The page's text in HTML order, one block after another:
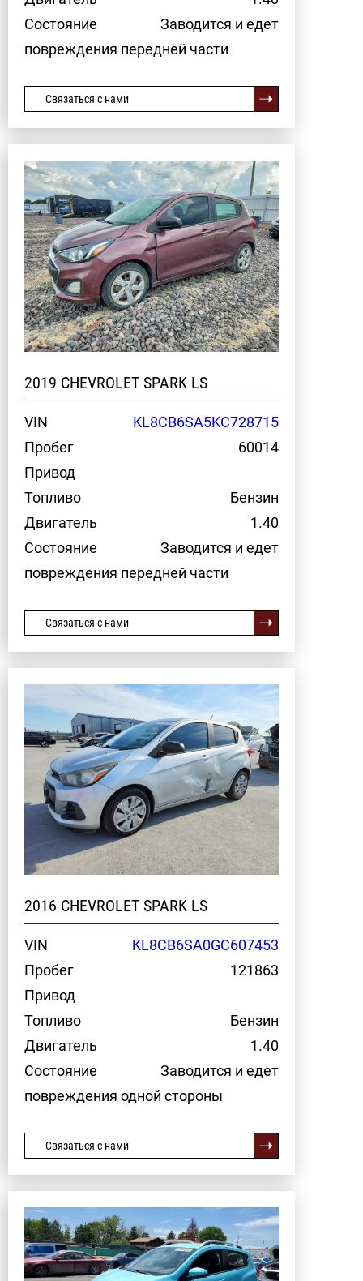
Состояние
Заводится и едет
повреждения передней части
Связаться с нами
2019 CHEVROLET SPARK LS
VIN
KL8CB6SA5KC728715
Пробег
60014
Привод
Топливо
Бензин
Двигатель
1.40
Состояние
Заводится и едет
повреждения передней части
Связаться с нами
2016 CHEVROLET SPARK LS
VIN
KL8CB6SA0GC607453
Пробег
121863
Привод
Топливо
Бензин
Двигатель
1.40
Состояние
Заводится и едет
повреждения одной стороны
Связаться с нами